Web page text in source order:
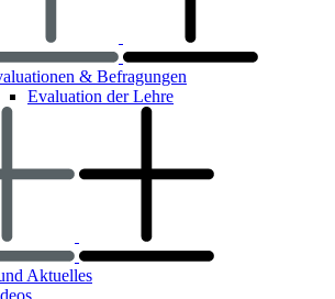
& Befragungen
Evaluation der Lehre
Aktuelles